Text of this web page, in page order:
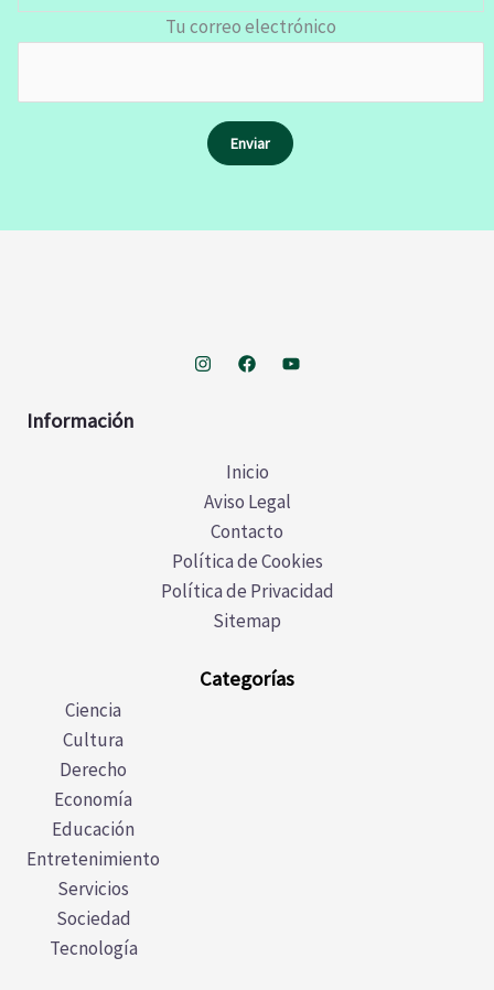
Tu correo electrónico
Información
Inicio
Aviso Legal
Contacto
Política de Cookies
Política de Privacidad
Sitemap
Categorías
Ciencia
Cultura
Derecho
Economía
Educación
Entretenimiento
Servicios
Sociedad
Tecnología